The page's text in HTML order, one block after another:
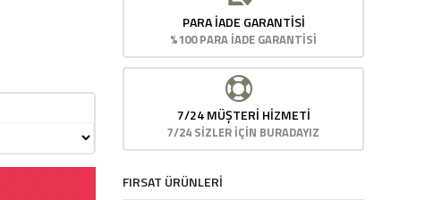
PARA İADE GARANTISI
%100 PARA İADE GARANTİSİ
7/24 MÜŞTERİ HİZMETİ
7/24 SİZLER İÇİN BURADAYIZ
FIRSAT ÜRÜNLERİ